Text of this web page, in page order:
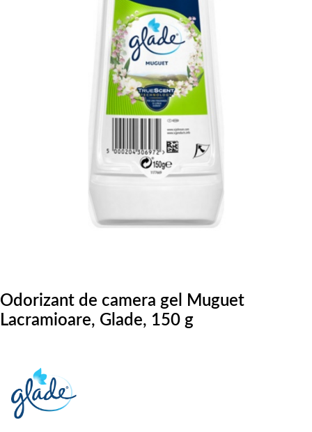
Odorizant de camera gel Muguet
Lacramioare, Glade, 150 g